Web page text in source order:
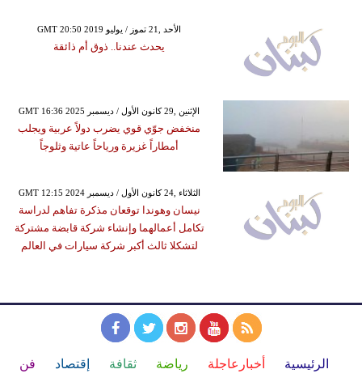
GMT 20:50 2019 الأحد ,21 تموز / يوليو
يحدث عندنا.. ذوق أم ذائقة
GMT 16:36 2025 الإثنين ,29 كانون الأول / ديسمبر
منخفض جوّي قوي يضرب دولاً عربية ويجلب
أمطاراً غزيرة ورياحاً عاتية وثلوجاً
GMT 12:15 2024 الثلاثاء ,24 كانون الأول / ديسمبر
نيسان وهوندا توقعان مذكرة تفاهم لدراسة
تكامل أعمالهما وإنشاء شركة قابضة مشتركة
لتشكلا ثالث أكبر شركة سيارات في العالم
الرئيسية أخبارعاجلة رياضة ثقافة إقتصاد فن